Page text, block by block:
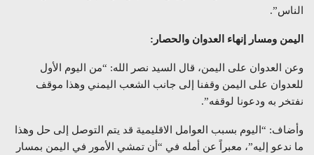
الناس”.
اليمن ومسار إنهاء العدوان والحصار:
وعن العدوان على اليمن، قال السيد نصر الله: “من اليوم الأول
للعدوان على اليمن وقفنا إلى جانب الشعب اليمني وهذا موقف
نفتخر به ودعونا لوقفه”.
وأضاف: “اليوم بسبب العوامل الاقليمية قد يتم التوصل إلى حل وهذا
ما ندعو إليه”، معبراً عن أمله في “أن تمشي الأمور في اليمن بمسار